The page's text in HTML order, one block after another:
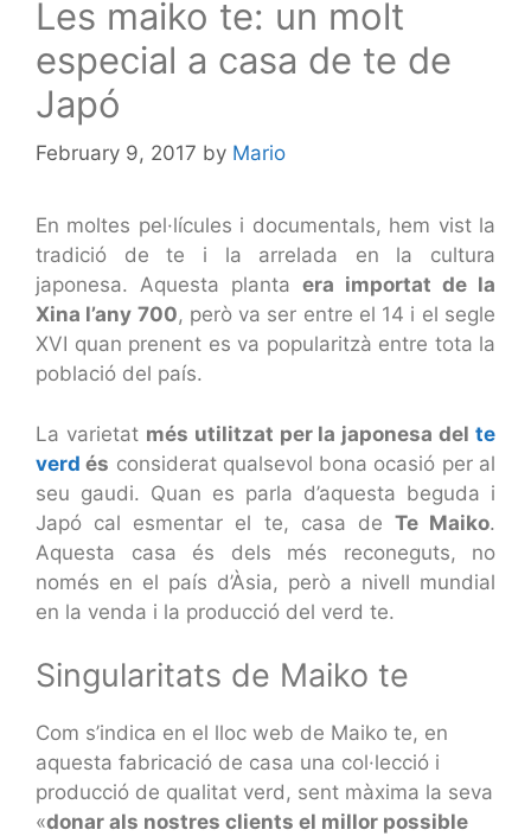
Les maiko te: un molt
especial a casa de te de
Japó
February 9, 2017 by Mario
En moltes pel·lícules i documentals, hem vist la
tradició de te i la arrelada en la cultura
japonesa. Aquesta planta era importat de la
Xina l’any 700, però va ser entre el 14 i el segle
XVI quan prenent es va popularitzà entre tota la
població del país.
La varietat més utilitzat per la japonesa del te
verd és considerat qualsevol bona ocasió per al
seu gaudi. Quan es parla d’aquesta beguda i
Japó cal esmentar el te, casa de Te Maiko.
Aquesta casa és dels més reconeguts, no
només en el país d’Àsia, però a nivell mundial
en la venda i la producció del verd te.
Singularitats de Maiko te
Com s’indica en el lloc web de Maiko te, en
aquesta fabricació de casa una col·lecció i
producció de qualitat verd, sent màxima la seva
«donar als nostres clients el millor possible